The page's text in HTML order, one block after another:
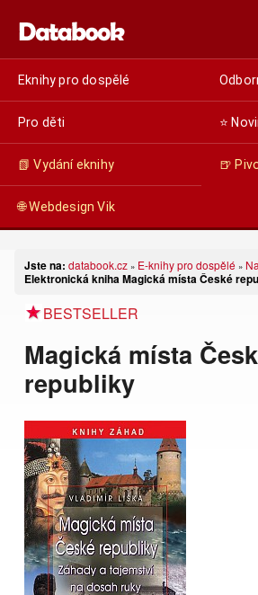
Eknihy pro dospělé
Pro děti ⭐
📗 Vydání eknihy 🍺
🌐 Webdesign Vik
Jste na: databook.cz » E-knihy pro dospělé »
Elektronická kniha Magická místa České
BESTSELLER
Magická místa
republiky